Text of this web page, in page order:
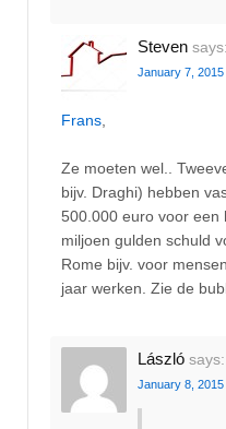
Steven says:
January 7, 2015
Frans
Ze moeten wel..
bijv. Draghi) hebben
500.000 euro voor een
miljoen gulden schuld
Rome bijv. voor
jaar werken. Zie de
László says:
January 8,